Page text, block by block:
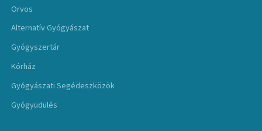
Orvos
Alternatív Gyógyászat
Gyógyszertár
Kórház
Gyógyászati Segédeszközök
Gyógyüdülés